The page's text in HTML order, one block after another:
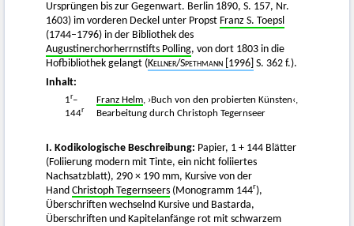
Ursprüngen bis zur Gegenwart. Berlin 1890, S. 157, Nr.
1603) im vorderen Deckel unter Propst Franz S. Toepsl
(1744–1796) in der Bibliothek des
Augustinerchorherrnstifts Polling, von dort 1803 in die
Hofbibliothek gelangt (Kellner/Spethmann [1996] S. 362 f.).
Inhalt:
1r–
144r
Franz Helm, ›Buch von den probierten Künsten‹,
Bearbeitung durch Christoph Tegernseer
I. Kodikologische Beschreibung: Papier, 1 + 144 Blätter
(Foliierung modern mit Tinte, ein nicht foliiertes
Nachsatzblatt), 290 × 190 mm, Kursive von der
Hand Christoph Tegernseers (Monogramm 144r),
Überschriften wechselnd Kursive und Bastarda,
Überschriften und Kapitelanfänge rot mit schwarzem